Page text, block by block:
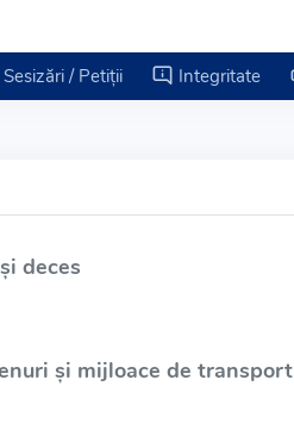
Sesizări / Petiții Integritate
deces
și mijloace de transport